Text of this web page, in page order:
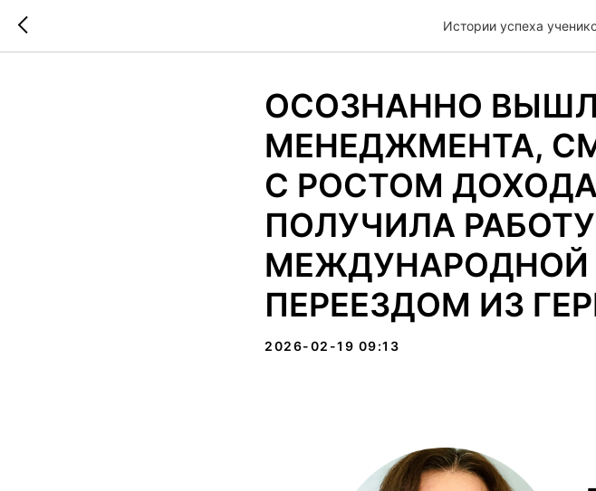
Истории успеха
ОСОЗНАННО
МЕНЕДЖМЕНТА,
С РОСТОМ ДОХОДА
ПОЛУЧИЛА
МЕЖДУНАРОДНОЙ
ПЕРЕЕЗДОМ ИЗ
2026-02-19 09:13